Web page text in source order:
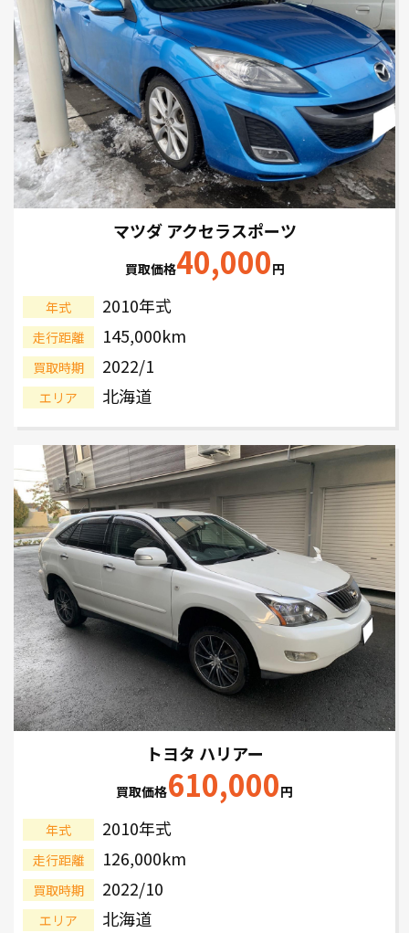
マツダ アクセラスポーツ
買取価格40,000円
年式 2010年式
走行距離 145,000km
買取時期 2022/1
エリア 北海道
トヨタ ハリアー
買取価格610,000円
年式 2010年式
走行距離 126,000km
買取時期 2022/10
エリア 北海道